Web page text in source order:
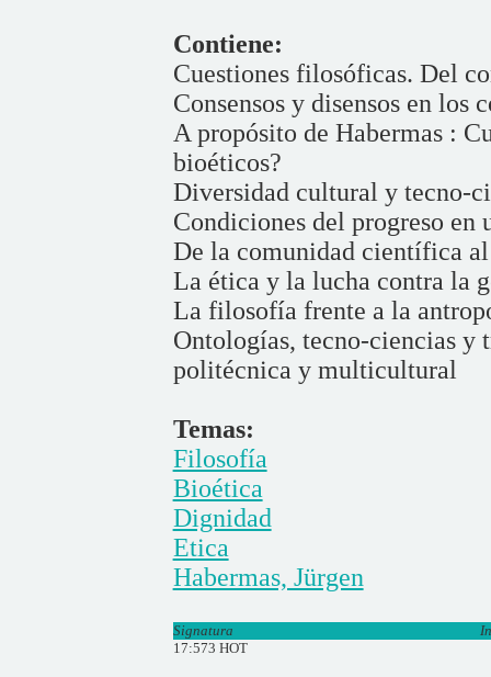
Contiene:
Cuestiones filosóficas. Del
Consensos y disensos en los
A propósito de Habermas :
bioéticos?
Diversidad cultural y tecno-
Condiciones del progreso
De la comunidad científica
La ética y la lucha contra la
La filosofía frente a la
Ontologías, tecno-ciencias y
politécnica y multicultural
Temas:
Filosofía
Bioética
Dignidad
Etica
Habermas, Jürgen
Signatura
17:573 HOT